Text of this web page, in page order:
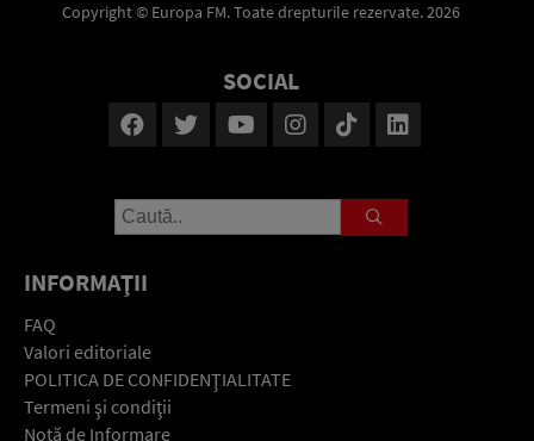
Copyright © Europa FM. Toate drepturile rezervate. 2026
SOCIAL
INFORMAŢII
FAQ
Valori editoriale
POLITICA DE CONFIDENŢIALITATE
Termeni şi condiţii
Notă de Informare